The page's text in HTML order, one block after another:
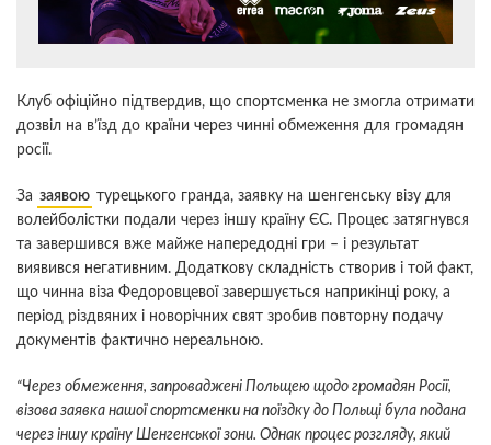
Клуб офіційно підтвердив, що спортсменка не змогла отримати
дозвіл на в’їзд до країни через чинні обмеження для громадян
росії.
За заявою турецького гранда, заявку на шенгенську візу для
волейболістки подали через іншу країну ЄС. Процес затягнувся
та завершився вже майже напередодні гри – і результат
виявився негативним. Додаткову складність створив і той факт,
що чинна віза Федоровцевої завершується наприкінці року, а
період різдвяних і новорічних свят зробив повторну подачу
документів фактично нереальною.
“Через обмеження, запроваджені Польщею щодо громадян Росії,
візова заявка нашої спортсменки на поїздку до Польщі була подана
через іншу країну Шенгенської зони. Однак процес розгляду, який